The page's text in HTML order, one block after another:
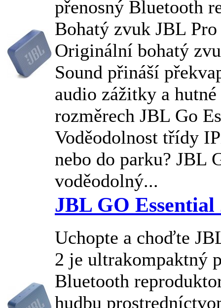
přenosný Bluetooth
Bohatý zvuk JBL
Originální bohatý
Sound přináší
audio zážitky a
rozměrech JBL Go
Voděodolnost třídy
nebo do parku? JBL
voděodolný...
JBL GO Essential
Uchopte a choďte
2 je ultrakompaktný
Bluetooth
hudbu